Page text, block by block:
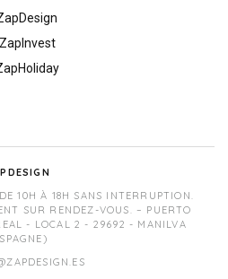
ZapInvest
10H À 18H SANS INTERRUPTION.
SUR RENDEZ-VOUS. – PUERTO
- LOCAL 2 - 29692 - MANILVA